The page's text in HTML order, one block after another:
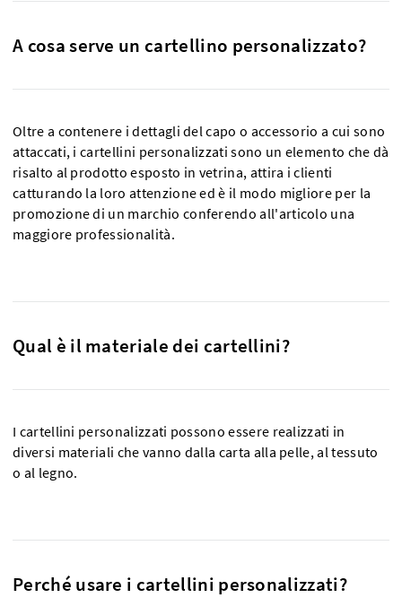
A cosa serve un cartellino personalizzato?
Oltre a contenere i dettagli del capo o accessorio a cui sono
attaccati, i cartellini personalizzati sono un elemento che dà
risalto al prodotto esposto in vetrina, attira i clienti
catturando la loro attenzione ed è il modo migliore per la
promozione di un marchio conferendo all'articolo una
maggiore professionalità.
Qual è il materiale dei cartellini?
I cartellini personalizzati possono essere realizzati in
diversi materiali che vanno dalla carta alla pelle, al tessuto
o al legno.
Perché usare i cartellini personalizzati?